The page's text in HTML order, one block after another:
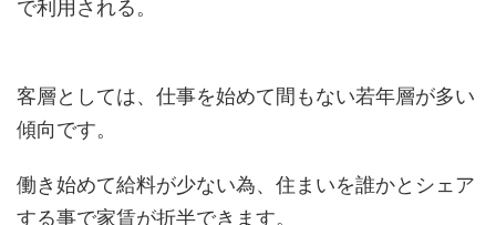
で利用される。
客層としては、仕事を始めて間もない若年層が多い
傾向です。
働き始めて給料が少ない為、住まいを誰かとシェア
する事で家賃が折半できます。